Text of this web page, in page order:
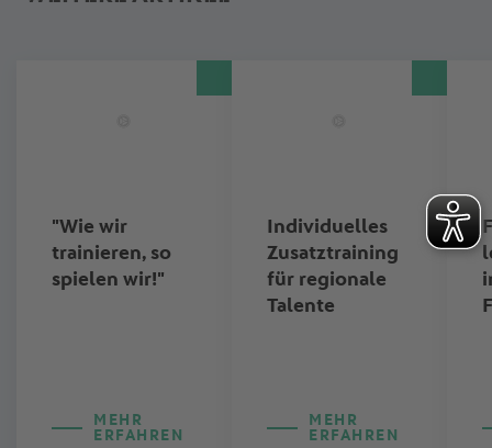
"Wie wir
trainieren, so
spielen wir!"
MEHR
ERFAHREN
Individuelles
Zusatztraining
für regionale
Talente
MEHR
ERFAHREN